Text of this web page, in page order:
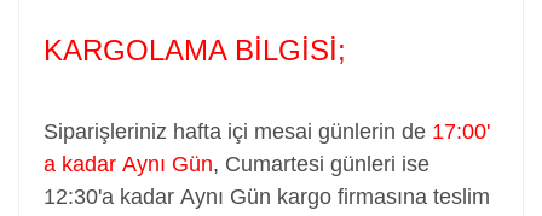
KARGOLAMA BİLGİSİ;
Siparişleriniz hafta içi mesai günlerin de 17:00'
a kadar Aynı Gün, Cumartesi günleri ise
12:30'a kadar Aynı Gün kargo firmasına teslim